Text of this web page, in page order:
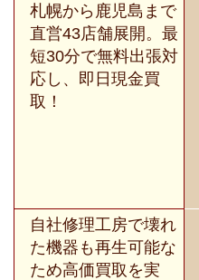
札幌から鹿児島まで
直営43店舗展開。最
短30分で無料出張対
応し、即日現金買
取！
自社修理工房で壊れ
た機器も再生可能な
ため高価買取を実